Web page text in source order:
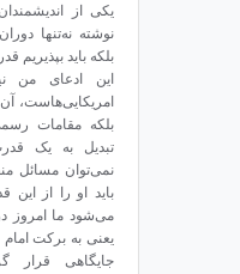
یکی از
نوشته نه‌تنها
بلکه باید
این ادعای من
امریکایی‌هاست،
بلکه مقامات
تبدیل به یک
نمی‌توان مسائل
باید او را از
می‌شود ما امروز
یعنی به برکت
جایگاهی قرار